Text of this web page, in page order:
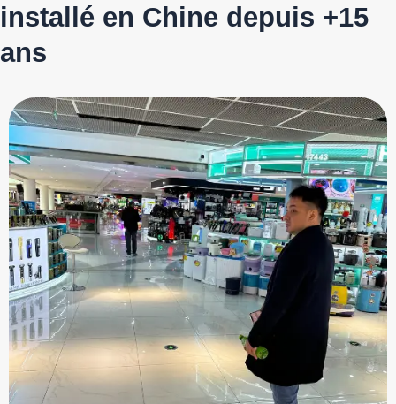
installé en Chine depuis +15
ans